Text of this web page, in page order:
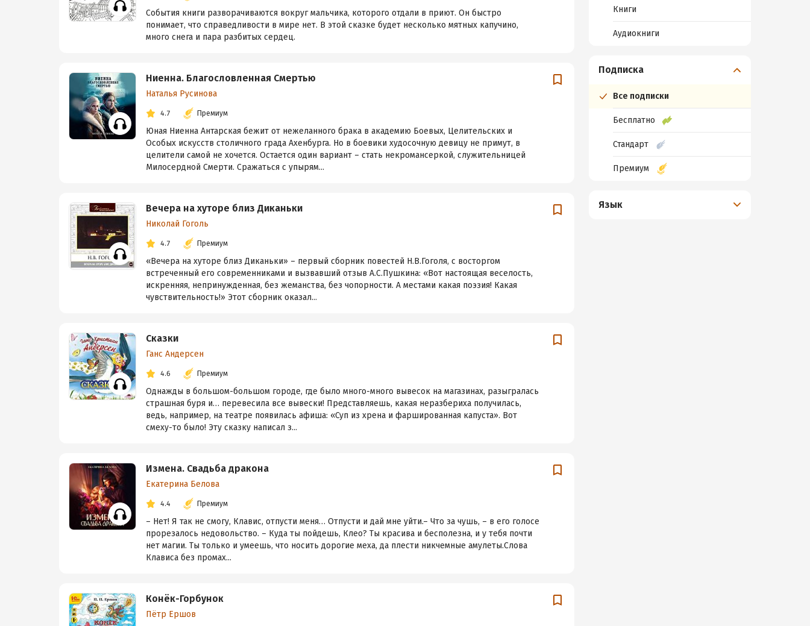
События книги разворачиваются вокруг мальчика, которого отдали в приют. Он быстро
понимает, что справедливости в мире нет. В этой сказке будет несколько мятных капучино,
много снега и пара разбитых сердец.
Ниенна. Благословленная Смертью
Наталья Русинова
4.7 Премиум
Юная Ниенна Антарская бежит от нежеланного брака в академию Боевых, Целительских и
Особых искусств столичного града Ахенбурга. Но в боевики худосочную девицу не примут, в
целители самой не хочется. Остается один вариант – стать некромансеркой, служительницей
Милосердной Смерти. Сражаться с упырям...
Вечера на хуторе близ Диканьки
Николай Гоголь
4.7 Премиум
«Вечера на хуторе близ Диканьки» – первый сборник повестей Н.В.Гоголя, с восторгом
встреченный его современниками и вызвавший отзыв А.С.Пушкина: «Вот настоящая веселость,
искренняя, непринужденная, без жеманства, без чопорности. А местами какая поэзия! Какая
чувствительность!» Этот сборник оказал...
Сказки
Ганс Андерсен
4.6 Премиум
Однажды в большом-большом городе, где было много-много вывесок на магазинах, разыгралась
страшная буря и… перевесила все вывески! Представляешь, какая неразбериха получилась,
ведь, например, на театре появилась афиша: «Суп из хрена и фаршированная капуста». Вот
смеху-то было! Эту сказку написал з...
Измена. Свадьба дракона
Екатерина Белова
4.4 Премиум
– Нет! Я так не смогу, Клавис, отпусти меня… Отпусти и дай мне уйти.– Что за чушь, – в его голосе
прорезалось недовольство. – Куда ты пойдешь, Клео? Ты красива и бесполезна, и у тебя почти
нет магии. Ты только и умеешь, что носить дорогие меха, да плести никчемные амулеты.Слова
Клависа без промах...
Конёк-Горбунок
Пётр Ершов
Книги
Аудиокниги
Подписка
Все подписки
Бесплатно
Стандарт
Премиум
Язык